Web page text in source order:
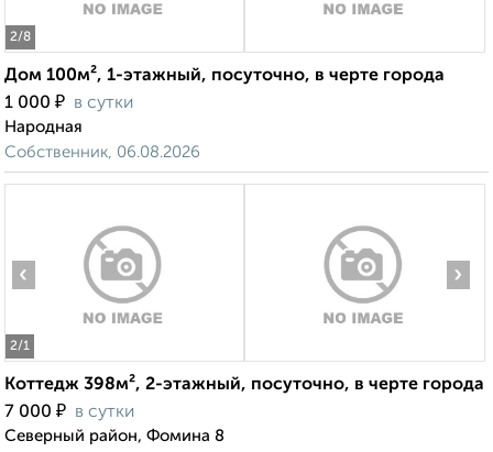
2/8
Дом 100м², 1-этажный, посуточно, в черте города
1 000 ₽ в сутки
Народная
Собственник, 06.08.2026
2/1
‹ ›
Коттедж 398м², 2-этажный, посуточно, в черте города
7 000 ₽ в сутки
Северный район, Фомина 8